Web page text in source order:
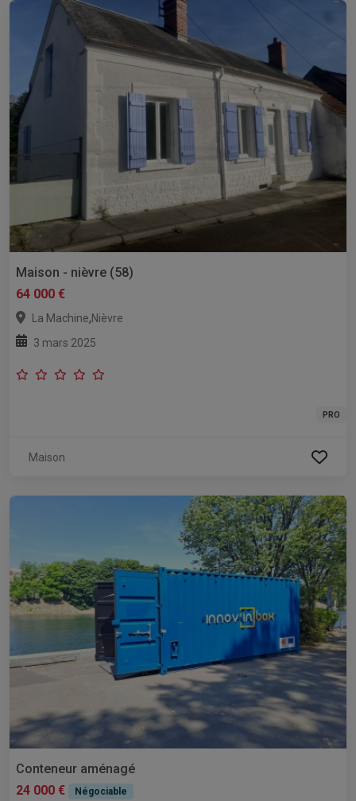
Maison - nièvre (58)
64 000 €
La Machine,Nièvre
3 mars 2025
PRO
Maison
Conteneur aménagé
24 000 €
Négociable